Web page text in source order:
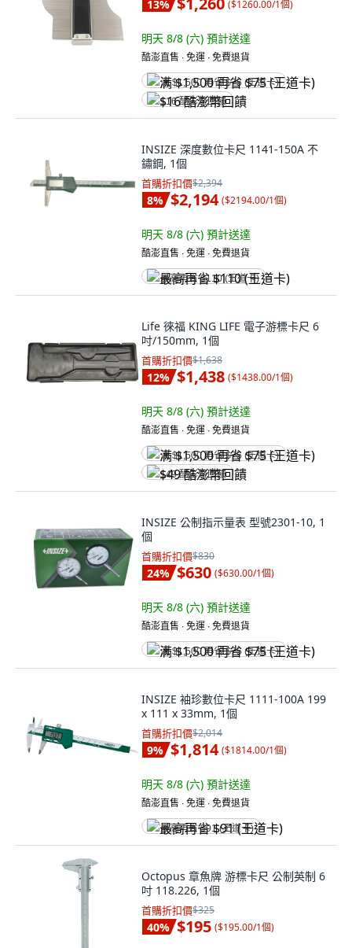
13% ($1260.00/1個)
明天 8/8 (六) 預計送達
酷澎直售 ∙ 免運 ∙ 免費退貨
满 $1,500 再省 $75 (王道卡)
$16 酷澎幣回饋
INSIZE 深度數位卡尺 1141-150A 不
鏽鋼, 1個
首購折扣價$2,394
8% $2,194 ($2194.00/1個)
明天 8/8 (六) 預計送達
酷澎直售 ∙ 免運 ∙ 免費退貨
最高再省 $110 (王道卡)
Life 徠福 KING LIFE 電子游標卡尺 6
吋/150mm, 1個
首購折扣價$1,638
12% $1,438 ($1438.00/1個)
明天 8/8 (六) 預計送達
酷澎直售 ∙ 免運 ∙ 免費退貨
满 $1,500 再省 $75 (王道卡)
$49 酷澎幣回饋
INSIZE 公制指示量表 型號2301-10, 1
個
首購折扣價$830
24% $630 ($630.00/1個)
明天 8/8 (六) 預計送達
酷澎直售 ∙ 免運 ∙ 免費退貨
满 $1,500 再省 $75 (王道卡)
INSIZE 袖珍數位卡尺 1111-100A 199
x 111 x 33mm, 1個
首購折扣價$2,014
9% $1,814 ($1814.00/1個)
明天 8/8 (六) 預計送達
酷澎直售 ∙ 免運 ∙ 免費退貨
最高再省 $91 (王道卡)
Octopus 章魚牌 游標卡尺 公制英制 6
吋 118.226, 1個
首購折扣價$325
40% $195 ($195.00/1個)